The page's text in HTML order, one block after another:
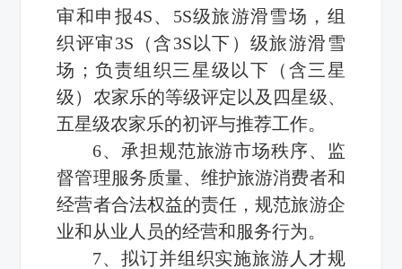
审和申报4S、5S级旅游滑雪场，组
织评审3S（含3S以下）级旅游滑雪
场；负责组织三星级以下（含三星
级）农家乐的等级评定以及四星级、
五星级农家乐的初评与推荐工作。
6、承担规范旅游市场秩序、监
督管理服务质量、维护旅游消费者和
经营者合法权益的责任，规范旅游企
业和从业人员的经营和服务行为。
7、拟订并组织实施旅游人才规